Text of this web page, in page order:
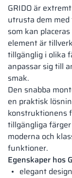
GRIDO är
utrusta dem
som kan
element är
tillgänglig i olika
anpassar sig till
smak.
Den snabba
en praktisk
konstruktionens
tillgängliga
moderna och
funktioner.
Egenskaper hos
elegant design